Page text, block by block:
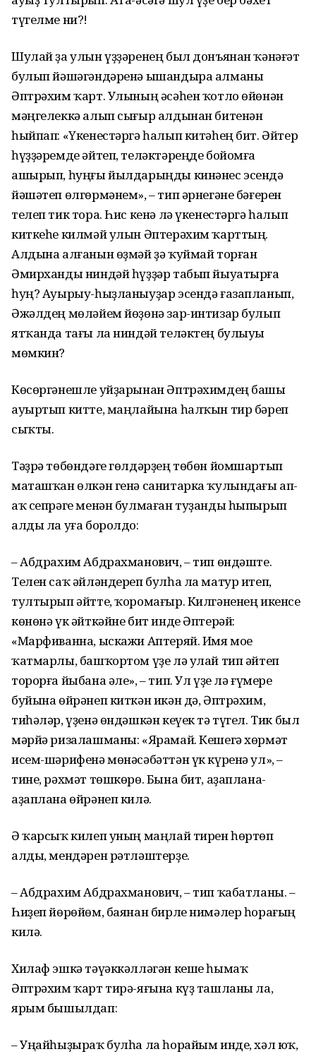
түгелме ни?!
Шулай ҙа улын үҙҙәренең был донъянан ҡәнәғәт
булып йәшәгәндәренә ышандыра алманы
Әптрәхим ҡарт. Улының әсәһен ҡотло өйөнән
мәңгелеккә алып сығыр алдынан битенән
һыйпап: «Үкенестәргә һалып китәһең бит. Әйтер
һүҙҙәремде әйтеп, теләктәреңде бойомға
ашырып, һуңғы йылдарыңды кинәнес эсендә
йәшәтеп өлгөрмәнем», – тип әрнегәне бәғерен
телеп тик тора. Һис кенә лә үкенестәргә һалып
киткеһе килмәй улын Әптерәхим ҡарттың.
Алдына алғанын өҙмәй ҙә ҡуймай торған
Әмирханды ниндәй һүҙҙәр табып йыуатырға
һуң? Ауырыу-һыҙланыуҙар эсендә ғазапланып,
Әжәлдең мөләйем йөҙөнә зар-интизар булып
ятҡанда тағы ла ниндәй теләктең булыуы
мөмкин?
Көсөргәнешле уйҙарынан Әптрәхимдең башы
ауыртып китте, маңлайына һалҡын тир бәреп
сыҡты.
Тәҙрә төбөндәге гөлдәрҙең төбөн йомшартып
маташҡан өлкән генә санитарка ҡулындағы ап-
аҡ сепрәге менән булмаған туҙанды һыпырып
алды ла уға боролдо:
– Абдрахим Абдрахманович, – тип өндәште.
Телен саҡ әйләндереп булһа ла матур итеп,
тултырып әйтте, ҡоромағыр. Килгәненең икенсе
көнөнә үк әйткәйне бит инде Әптерәй:
«Марфиванна, ыскажи Аптеряй. Имя мое
ҡатмарлы, башҡортом үҙе лә улай тип әйтеп
торорға йыбана әле», – тип. Ул үҙе лә ғүмере
буйына өйрәнеп киткән икән дә, Әптрәхим,
тиһәләр, үҙенә өндәшкән кеүек тә түгел. Тик был
мәрйә ризалашманы: «Ярамай. Кешегә хөрмәт
исем-шәрифенә мөнәсәбәттән үк күренә ул», –
тине, рәхмәт төшкөрө. Бына бит, аҙаплана-
аҙаплана өйрәнеп килә.
Ә ҡарсыҡ килеп уның маңлай тирен һөртөп
алды, мендәрен рәтләштерҙе.
– Абдрахим Абдрахманович, – тип ҡабатланы. –
Һиҙеп йөрөйөм, баянан бирле нимәлер һорағың
килә.
Хилаф эшкә тәүәккәлләгән кеше һымаҡ
Әптрәхим ҡарт тирә-яғына күҙ ташланы ла,
ярым бышылдап:
– Уңайһыҙыраҡ булһа ла һорайым инде, хәл юҡ,